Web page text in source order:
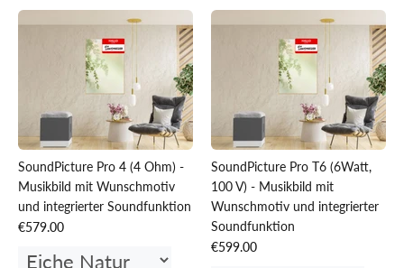
SoundPicture Pro 4 (4 Ohm) -
Musikbild mit Wunschmotiv
und integrierter Soundfunktion
€579.00
SoundPicture Pro T6 (6Watt,
100 V) - Musikbild mit
Wunschmotiv und integrierter
Soundfunktion
€599.00